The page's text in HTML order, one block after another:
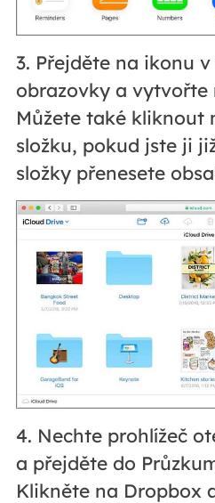
3. Přejděte na ikonu
obrazovky a vytvořte
Můžete také kliknout
složku, pokud jste ji
složky přenesete
4. Nechte prohlížeč
a přejděte do
Klikněte na Dropbox